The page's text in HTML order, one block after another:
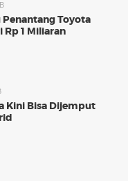
Penantang Toyota
Rp 1 Miliaran
Kini Bisa Dijemput